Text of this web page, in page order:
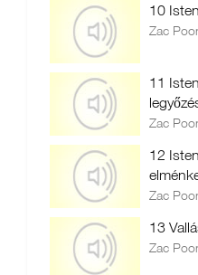
10
Zac
11
Zac
12
Zac
13
Zac